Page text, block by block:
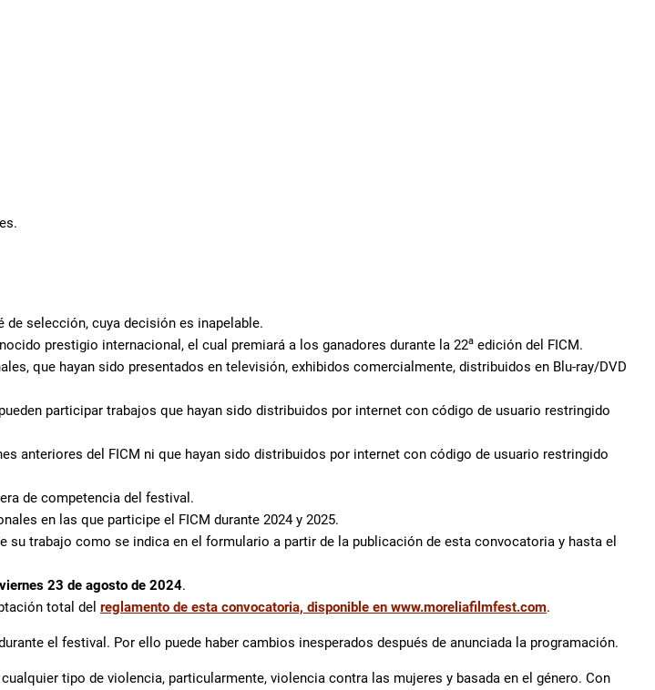
selección, cuya decisión es inapelable.
prestigio internacional, el cual premiará a los ganadores durante la 22a edición del FICM.
que hayan sido presentados en televisión, exhibidos comercialmente, distribuidos en Blu-ray/DVD
participar trabajos que hayan sido distribuidos por internet con código de usuario restringido
anteriores del FICM ni que hayan sido distribuidos por internet con código de usuario restringido
de competencia del festival.
en las que participe el FICM durante 2024 y 2025.
su trabajo como se indica en el formulario a partir de la publicación de esta convocatoria y hasta el
23 de agosto de 2024.
total del reglamento de esta convocatoria, disponible en www.moreliafilmfest.com.
el festival. Por ello puede haber cambios inesperados después de anunciada la programación.
tipo de violencia, particularmente, violencia contra las mujeres y basada en el género. Con